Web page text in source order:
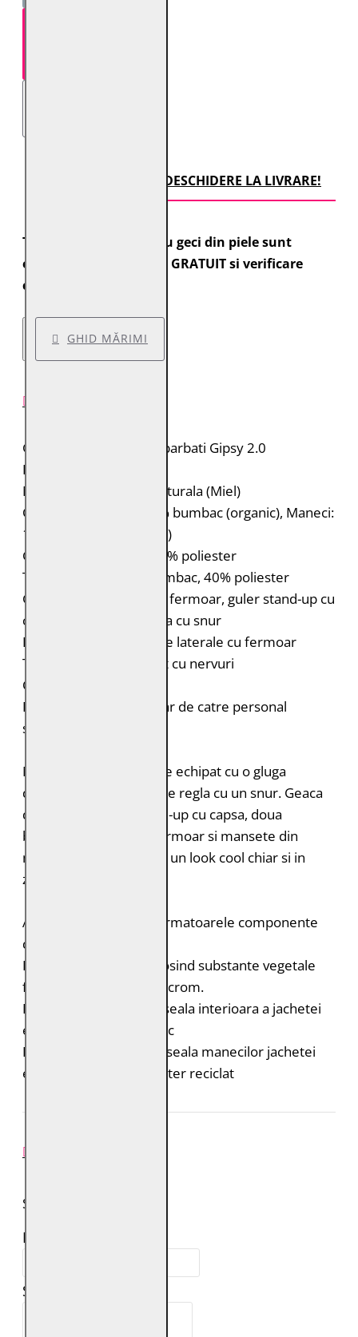
TRANSPORT CU DESCHIDERE LA LIVRARE!
Toate comenzile pentru geci din piele sunt
expediate cu transport GRATUIT si verificare
colet.
GHID MĂRIMI
Geaca de piele pentru barbati Gipsy 2.0
Brand: Gipsy 2.0
Material: 100% piele naturala (Miel)
Captuseala: Corp: 100% bumbac (organic), Maneci:
100% poliester (reciclat)
Gluga: 60% bumbac, 40% poliester
Tiv si mansete: 60% bumbac, 40% poliester
Geaca de piele biker cu fermoar, guler stand-up cu
capsa si gluga detasabila cu snur
Doua buzunare verticale laterale cu fermoar
Tiv si mansete din tricot cu nervuri
Croiala: Slim Fit
Intretinere: Spalare doar de catre personal
specializat
Modelul G2MKailan este echipat cu o gluga
detasabila, care se poate regla cu un snur. Geaca
de piele are guler stand-up cu capsa, doua
buzunare laterale cu fermoar si mansete din
material textil. Afiseaza un look cool chiar si in
zilele mai reci!
Acest produs contine urmatoarele componente
durabile:
Pielea este tabacita folosind substante vegetale
fara adaos de saruri de crom.
Bumbac organic: captuseala interioara a jachetei
este din bumbac organic
Poliester reciclat: captuseala manecilor jachetei
este realizata din poliester reciclat
SPUNE-ŢI PAREREA
Numele tău:
Scrie review: